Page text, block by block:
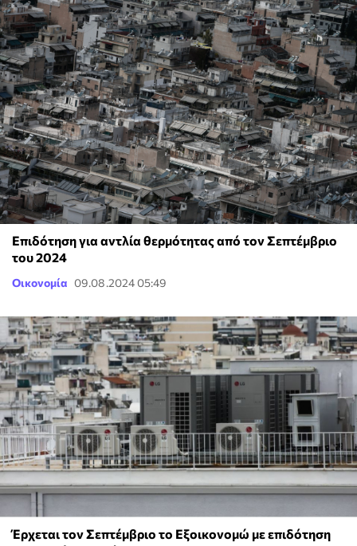
Επιδότηση για αντλία θερμότητας από τον Σεπτέμβριο
του 2024
Οικονομία 09.08.2024 05:49
Έρχεται τον Σεπτέμβριο το Εξοικονομώ με επιδότηση